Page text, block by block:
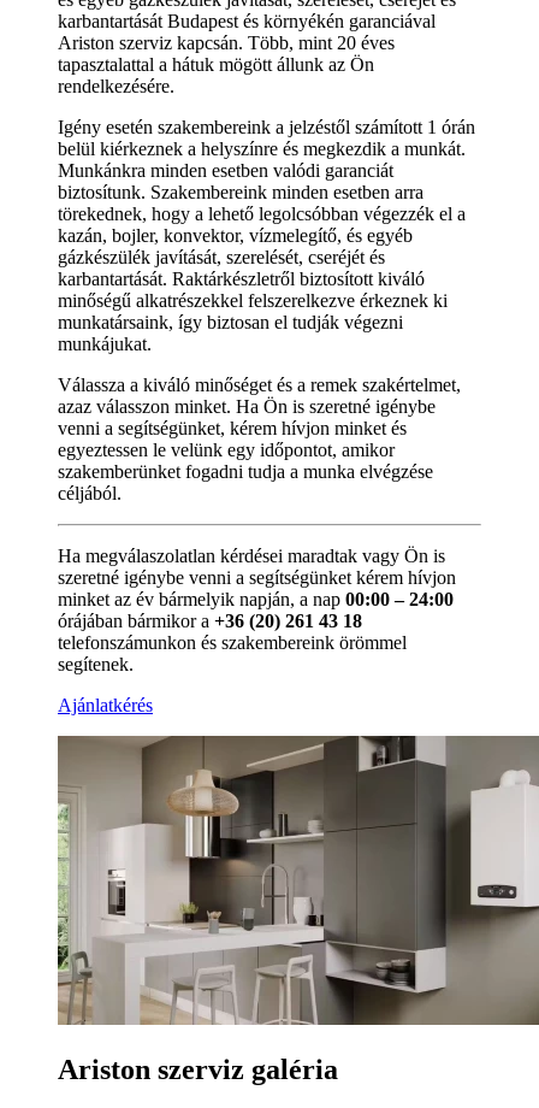
karbantartását Budapest és környékén garanciával
Ariston szerviz kapcsán. Több, mint 20 éves
tapasztalattal a hátuk mögött állunk az Ön
rendelkezésére.
Igény esetén szakembereink a jelzéstől számított 1 órán
belül kiérkeznek a helyszínre és megkezdik a munkát.
Munkánkra minden esetben valódi garanciát
biztosítunk. Szakembereink minden esetben arra
törekednek, hogy a lehető legolcsóbban végezzék el a
kazán, bojler, konvektor, vízmelegítő, és egyéb
gázkészülék javítását, szerelését, cseréjét és
karbantartását. Raktárkészletről biztosított kiváló
minőségű alkatrészekkel felszerelkezve érkeznek ki
munkatársaink, így biztosan el tudják végezni
munkájukat.
Válassza a kiváló minőséget és a remek szakértelmet,
azaz válasszon minket. Ha Ön is szeretné igénybe
venni a segítségünket, kérem hívjon minket és
egyeztessen le velünk egy időpontot, amikor
szakemberünket fogadni tudja a munka elvégzése
céljából.
Ha megválaszolatlan kérdései maradtak vagy Ön is
szeretné igénybe venni a segítségünket kérem hívjon
minket az év bármelyik napján, a nap 00:00 – 24:00
órájában bármikor a +36 (20) 261 43 18
telefonszámunkon és szakembereink örömmel
segítenek.
Ajánlatkérés
Ariston szerviz galéria